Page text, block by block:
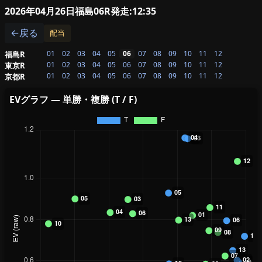
2026年04月26日福島06R発走:12:35
←戻る
配当
福島R 01 02 03 04 05 06 07 08 09 10 11 12
東京R 01 02 03 04 05 06 07 08 09 10 11 12
京都R 01 02 03 04 05 06 07 08 09 10 11 12
EVグラフ — 単勝・複勝 (T / F)